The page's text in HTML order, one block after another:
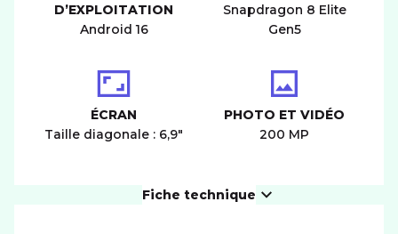
D’EXPLOITATION
Android 16
Snapdragon 8 Elite
Gen5
ÉCRAN
Taille diagonale : 6,9"
PHOTO ET VIDÉO
200 MP
Fiche technique